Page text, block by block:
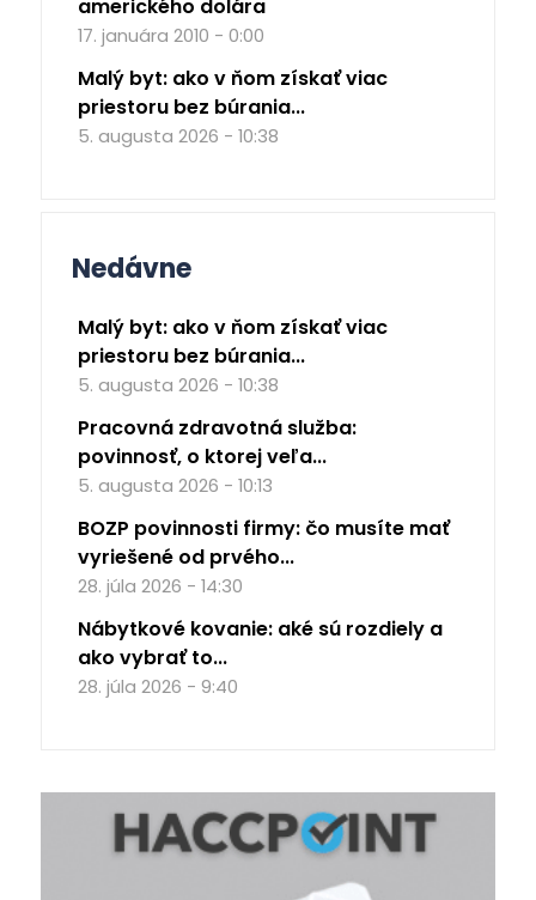
amerického dolára
17. januára 2010 - 0:00
Malý byt: ako v ňom získať viac
priestoru bez búrania...
5. augusta 2026 - 10:38
Nedávne
Malý byt: ako v ňom získať viac
priestoru bez búrania...
5. augusta 2026 - 10:38
Pracovná zdravotná služba:
povinnosť, o ktorej veľa...
5. augusta 2026 - 10:13
BOZP povinnosti firmy: čo musíte mať
vyriešené od prvého...
28. júla 2026 - 14:30
Nábytkové kovanie: aké sú rozdiely a
ako vybrať to...
28. júla 2026 - 9:40